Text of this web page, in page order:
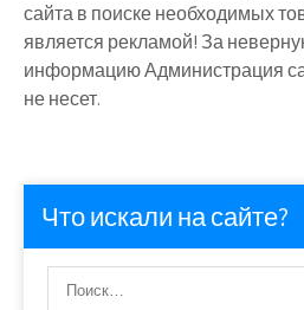
сайта в поиске необходимых
является рекламой! За
информацию Администрация
не несет.
Что искали на сайте?